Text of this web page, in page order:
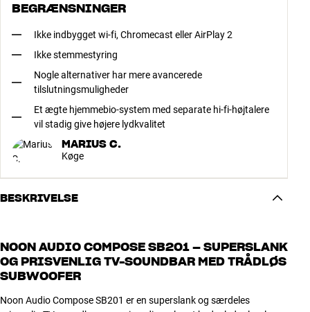
BEGRÆNSNINGER
Ikke indbygget wi-fi, Chromecast eller AirPlay 2
Ikke stemmestyring
Nogle alternativer har mere avancerede
tilslutningsmuligheder
Et ægte hjemmebio-system med separate hi-fi-højtalere
vil stadig give højere lydkvalitet
MARIUS C.
Køge
BESKRIVELSE
NOON AUDIO COMPOSE SB201 – SUPERSLANK
OG PRISVENLIG TV-SOUNDBAR MED TRÅDLØS
SUBWOOFER
Noon Audio Compose SB201 er en superslank og særdeles